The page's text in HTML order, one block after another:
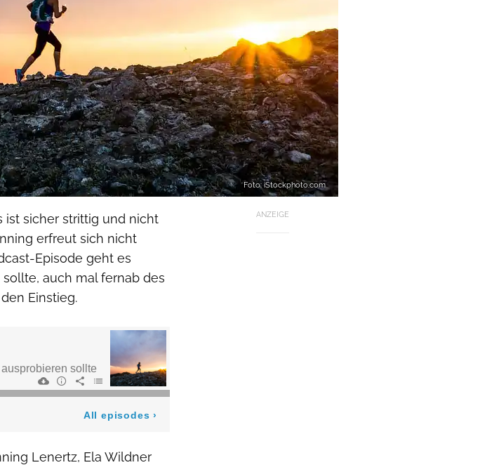
Foto: iStockphoto.com
ANZEIGE
ist sicher strittig und nicht
erfreut sich nicht
Episode geht es
auch mal fernab des
Einstieg.
Lenertz, Ela Wildner